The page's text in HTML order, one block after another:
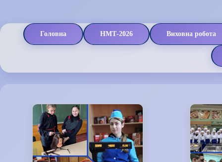
Головна НМТ-2026 Виховна робота